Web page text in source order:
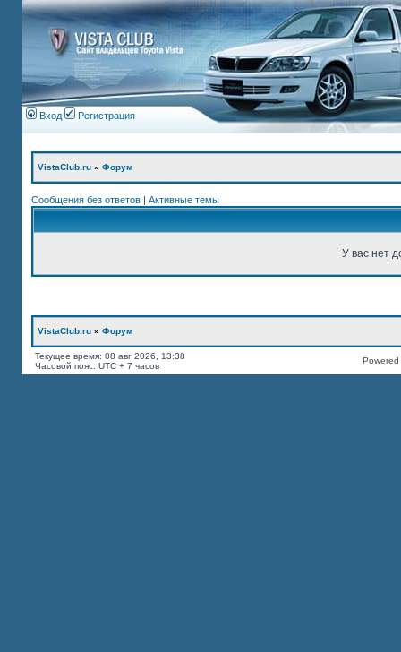
Вход Регистрация
VistaClub.ru » Форум
Сообщения без ответов | Активные темы
У вас нет
VistaClub.ru » Форум
Текущее время: 08 авг 2026, 13:38
Часовой пояс: UTC + 7 часов